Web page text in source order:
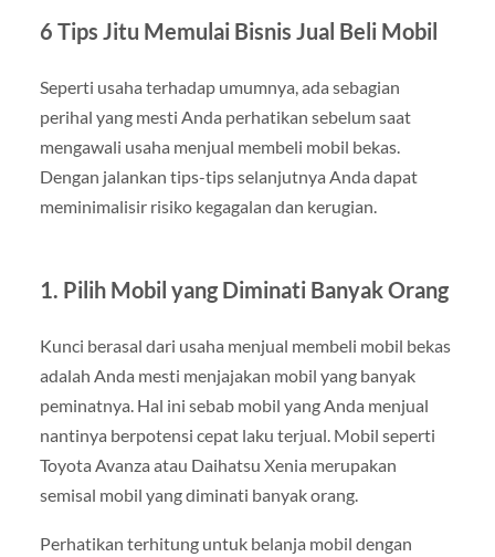
6 Tips Jitu Memulai Bisnis Jual Beli Mobil
Seperti usaha terhadap umumnya, ada sebagian
perihal yang mesti Anda perhatikan sebelum saat
mengawali usaha menjual membeli mobil bekas.
Dengan jalankan tips-tips selanjutnya Anda dapat
meminimalisir risiko kegagalan dan kerugian.
1. Pilih Mobil yang Diminati Banyak Orang
Kunci berasal dari usaha menjual membeli mobil bekas
adalah Anda mesti menjajakan mobil yang banyak
peminatnya. Hal ini sebab mobil yang Anda menjual
nantinya berpotensi cepat laku terjual. Mobil seperti
Toyota Avanza atau Daihatsu Xenia merupakan
semisal mobil yang diminati banyak orang.
Perhatikan terhitung untuk belanja mobil dengan